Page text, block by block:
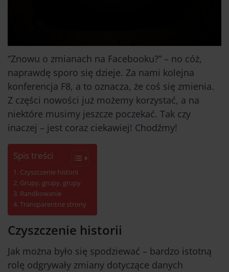
“Znowu o zmianach na Facebooku?” – no cóż,
naprawdę sporo się dzieje. Za nami kolejna
konferencja F8, a to oznacza, że coś się zmienia.
Z części nowości już możemy korzystać, a na
niektóre musimy jeszcze poczekać. Tak czy
inaczej – jest coraz ciekawiej! Chodźmy!
Spis treści
Czyszczenie historii
Grupy, grupy, grupy
Randkowanie
Transparentne strony
Czyszczenie historii
Jak można było się spodziewać – bardzo istotną
rolę odgrywały zmiany dotyczące danych